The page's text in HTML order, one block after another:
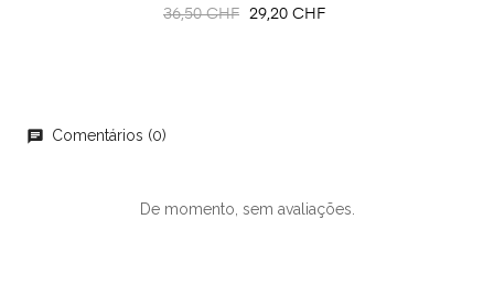
Preço
36,50 CHF Preço
29,20 CHF
Comentários (0)
De momento, sem avaliações.